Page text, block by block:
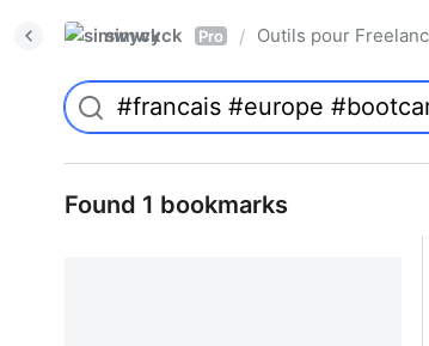
simwyck Pro / Outils pour
Found 1 bookmarks